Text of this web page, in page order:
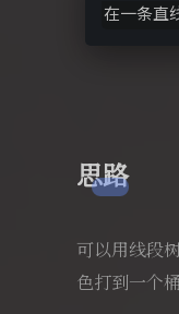
思路
可以用线段
色打到一个